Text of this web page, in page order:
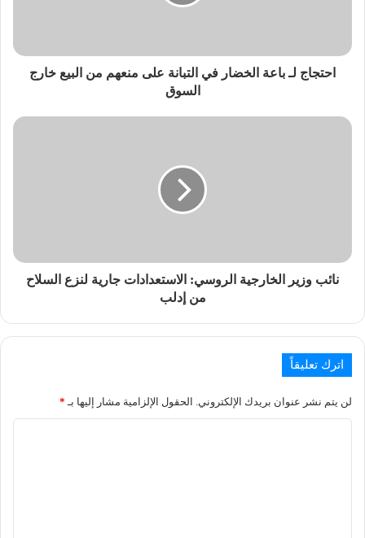
احتجاج لـ باعة الخضار في التبانة على منعهم من البيع خارج
السوق
نائب وزير الخارجية الروسي: الاستعدادات جارية لنزع السلاح
من إدلب
اترك تعليقاً
لن يتم نشر عنوان بريدك الإلكتروني. الحقول الإلزامية مشار إليها بـ *